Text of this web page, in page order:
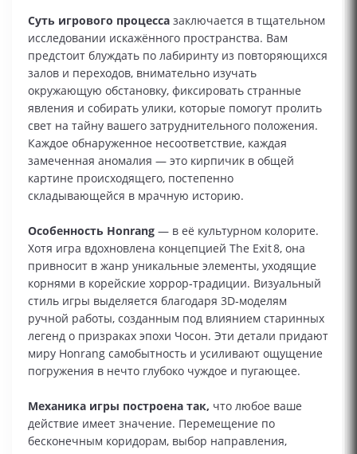
Суть игрового процесса заключается в тщательном
исследовании искажённого пространства. Вам
предстоит блуждать по лабиринту из повторяющихся
залов и переходов, внимательно изучать
окружающую обстановку, фиксировать странные
явления и собирать улики, которые помогут пролить
свет на тайну вашего затруднительного положения.
Каждое обнаруженное несоответствие, каждая
замеченная аномалия — это кирпичик в общей
картине происходящего, постепенно
складывающейся в мрачную историю.
Особенность Honrang — в её культурном колорите.
Хотя игра вдохновлена концепцией The Exit 8, она
привносит в жанр уникальные элементы, уходящие
корнями в корейские хоррор‑традиции. Визуальный
стиль игры выделяется благодаря 3D‑моделям
ручной работы, созданным под влиянием старинных
легенд о призраках эпохи Чосон. Эти детали придают
миру Honrang самобытность и усиливают ощущение
погружения в нечто глубоко чуждое и пугающее.
Механика игры построена так, что любое ваше
действие имеет значение. Перемещение по
бесконечным коридорам, выбор направления,